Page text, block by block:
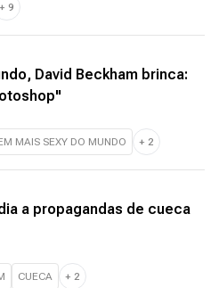
+ 9
David Beckham brinca:
MAIS SEXY DO MUNDO + 2
a propagandas de cueca
CUECA + 2